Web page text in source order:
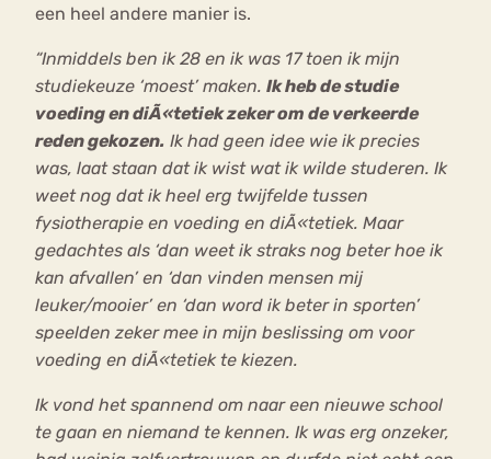
een heel andere manier is.
“Inmiddels ben ik 28 en ik was 17 toen ik mijn
studiekeuze ‘moest’ maken. Ik heb de studie
voeding en diÃ«tetiek zeker om de verkeerde
reden gekozen. Ik had geen idee wie ik precies
was, laat staan dat ik wist wat ik wilde studeren. Ik
weet nog dat ik heel erg twijfelde tussen
fysiotherapie en voeding en diÃ«tetiek. Maar
gedachtes als ‘dan weet ik straks nog beter hoe ik
kan afvallen’ en ‘dan vinden mensen mij
leuker/mooier’ en ‘dan word ik beter in sporten’
speelden zeker mee in mijn beslissing om voor
voeding en diÃ«tetiek te kiezen.
Ik vond het spannend om naar een nieuwe school
te gaan en niemand te kennen. Ik was erg onzeker,